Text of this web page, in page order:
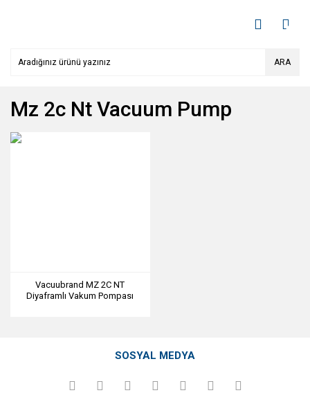
ARA
Mz 2c Nt Vacuum Pump
Vacuubrand MZ 2C NT
Diyaframlı Vakum Pompası
SOSYAL MEDYA